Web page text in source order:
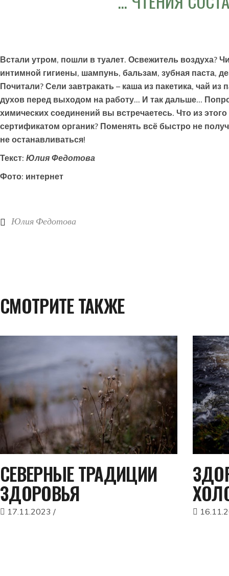
Встали утром, пошли в туалет. Освежитель воздуха?
интимной гигиены, шампунь, бальзам, зубная паста,
Почитали? Сели завтракать – каша из пакетика, чай
духов перед выходом на работу… И так дальше…
химических соединений вы встречаетесь. Что из
сертификатом органик? Поменять всё быстро не
не останавливаться!
Текст: Юлия Федотова
Фото: интернет
Юлия Федотова
СМОТРИТЕ ТАКЖЕ
СЕВЕРНЫЕ ТРАДИЦИИ
ЗДОРОВЬЯ
17.11.2023